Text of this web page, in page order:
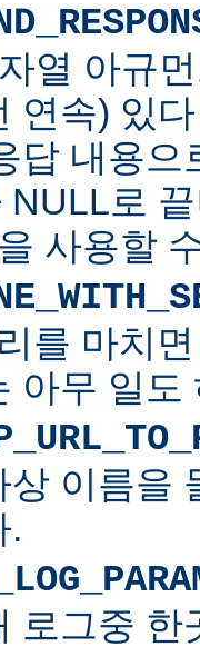
열 아규
연속) 있
답 내용
NULL로
사용할
를 마치
아무 일도
상 이름을
.
로그중 한